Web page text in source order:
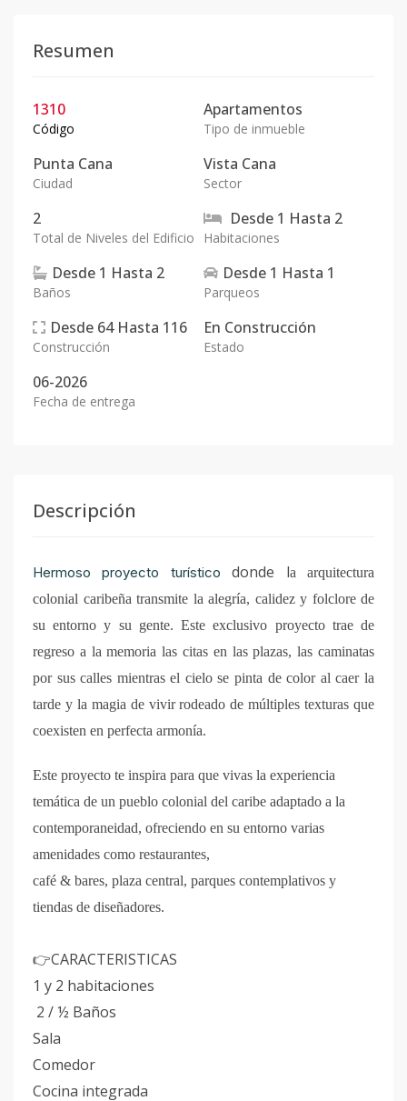
Resumen
1310
Código
Apartamentos
Tipo de inmueble
Punta Cana
Ciudad
Vista Cana
Sector
2
Total de Niveles del Edificio
Desde 1 Hasta 2
Habitaciones
Desde 1 Hasta 2
Baños
Desde 1 Hasta 1
Parqueos
Desde 64 Hasta 116
Construcción
En Construcción
Estado
06-2026
Fecha de entrega
Descripción
Hermoso proyecto turístico donde la arquitectura
colonial caribeña transmite la alegría, calidez y folclore de
su entorno y su gente. Este exclusivo proyecto trae de
regreso a la memoria las citas en las plazas, las caminatas
por sus calles mientras el cielo se pinta de color al caer la
tarde y la magia de vivir rodeado de múltiples texturas que
coexisten en perfecta armonía.
Este proyecto te inspira para que vivas la experiencia
temática de un pueblo colonial del caribe adaptado a la
contemporaneidad, ofreciendo en su entorno varias
amenidades como restaurantes,
café & bares, plaza central, parques contemplativos y
tiendas de diseñadores.
👉CARACTERISTICAS
1 y 2 habitaciones
2 / ½ Baños
Sala
Comedor
Cocina integrada